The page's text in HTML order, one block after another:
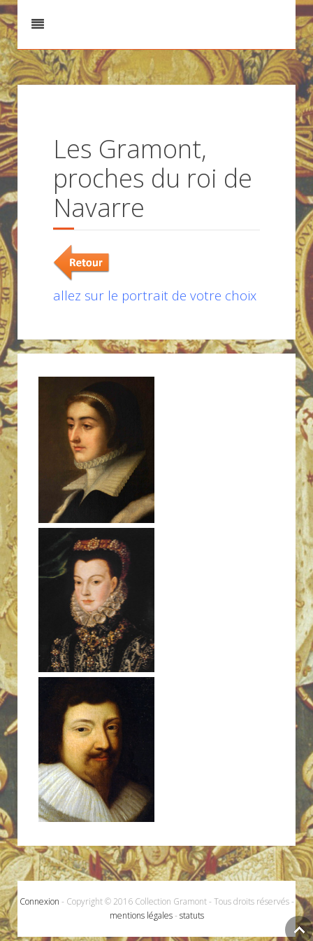
Les Gramont,
proches du roi de
Navarre
allez sur le portrait de votre choix
Connexion - Copyright © 2016 Collection Gramont - Tous droits réservés -
mentions légales- statuts